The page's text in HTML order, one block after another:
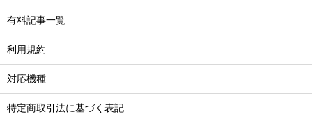
有料記事一覧
利用規約
対応機種
特定商取引法に基づく表記